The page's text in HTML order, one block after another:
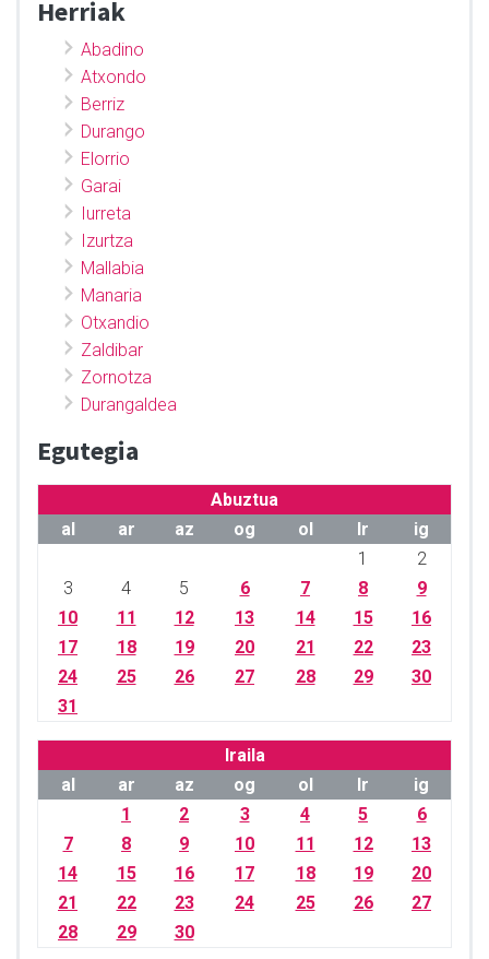
Herriak
Abadino
Atxondo
Berriz
Durango
Elorrio
Garai
Iurreta
Izurtza
Mallabia
Manaria
Otxandio
Zaldibar
Zornotza
Durangaldea
Egutegia
Abuztua
al
ar az og ol lr
ig
1
2
3
4 5 6 7 8
9
10
11 12 13 14 15
16
17
18 19 20 21 22
23
24
25 26 27 28 29
30
31
Iraila
al
ar az og ol lr
ig
1
2 3 4 5
6
7
8 9 10 11 12
13
14
15 16 17 18 19
20
21
22 23 24 25 26
27
28
29 30